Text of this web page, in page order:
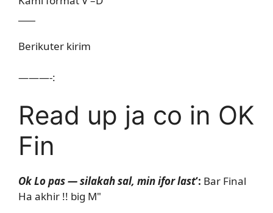
Berikuter kirim
———-:
Read up ja co in OK
Fin
Ok Lo pas — silakah sal, min ifor last‘: Bar Final
Ha akhir !! big M"